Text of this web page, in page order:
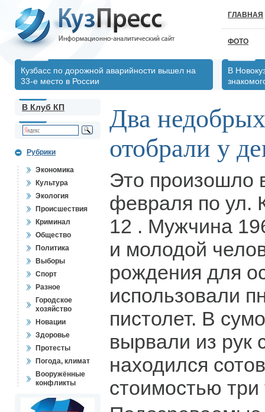
ГЛАВНАЯ
ФОТО
Кузбасс по дорожной аварийности вышел на
33-е место в России
В
В Клуб КП
Рубрики
Экономика
Культура
Экология
Происшествия
Криминал
Общество
Политика
Выборы
Спорт
Разное
Городское
хозяйство
Новации
Здоровье
Протесты
Погода, климат
Вооружённые
конфликты
Два
отобрали у
Это произошло
февраля по ул.
12 . Мужчина
и молодой
рождения для
использовали
пистолет. В
вырвали из рук
находился
стоимостью